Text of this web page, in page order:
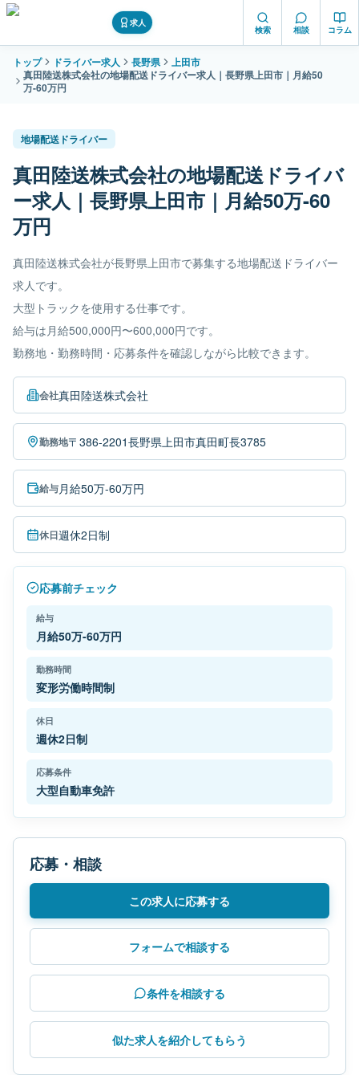
求人
検索 相談 コラム
トップ ドライバー求人 長野県
上田市
真田陸送株式会社の地場配送ドライバー求人｜長野県上田市｜月給50
万-60万円
地場配送ドライバー
真田陸送株式会社の地場配送ドライバ
ー求人｜長野県上田市｜月給50万-60
万円
真田陸送株式会社が長野県上田市で募集する地場配送ドライバー
求人です。
大型トラックを使用する仕事です。
給与は月給500,000円〜600,000円です。
勤務地・勤務時間・応募条件を確認しながら比較できます。
会社真田陸送株式会社
勤務地〒386-2201長野県上田市真田町長3785
給与月給50万-60万円
休日週休2日制
応募前チェック
給与
月給50万-60万円
勤務時間
変形労働時間制
休日
週休2日制
応募条件
大型自動車免許
応募・相談
この求人に応募する
フォームで相談する
条件を相談する
似た求人を紹介してもらう